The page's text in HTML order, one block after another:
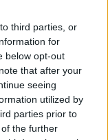
third parties, or
for
below opt-out
that after your
seeing
utilized by
parties prior to
the further
por una
del mal
Linarejos.